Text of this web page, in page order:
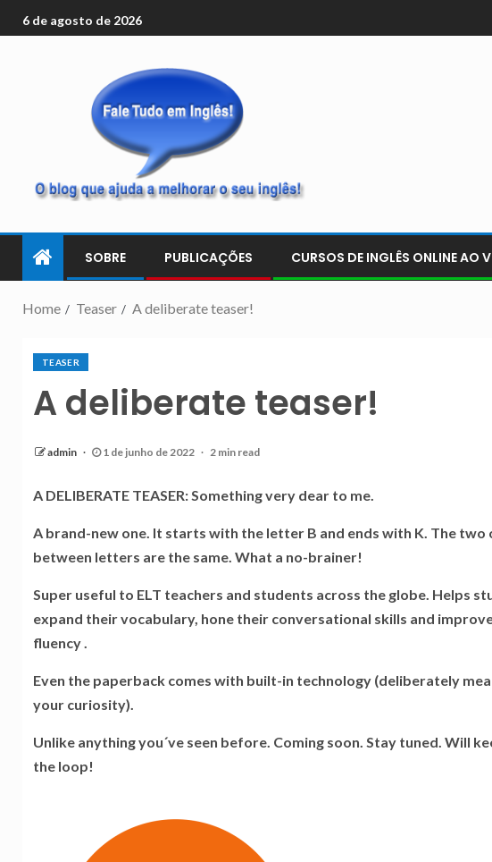
6 de agosto de 2026
SOBRE PUBLICAÇÕES CURSOS DE INGLÊS ONLINE AO
Home Teaser A deliberate teaser!
TEASER
A deliberate teaser!
admin 1 de junho de 2022 2 min read
A DELIBERATE TEASER: Something very dear to me.
A brand-new one. It starts with the letter B and ends with K. The two
between letters are the same. What a no-brainer!
Super useful to ELT teachers and students across the globe. Helps
expand their vocabulary, hone their conversational skills and
fluency .
Even the paperback comes with built-in technology (deliberately
your curiosity).
Unlike anything you´ve seen before. Coming soon. Stay tuned. Will
the loop!